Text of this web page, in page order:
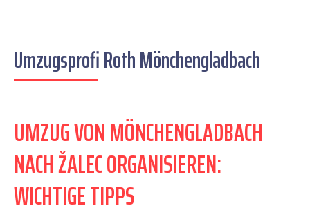
Umzugsprofi Roth Mönchengladbach
UMZUG VON MÖNCHENGLADBACH
NACH ŽALEC ORGANISIEREN:
WICHTIGE TIPPS